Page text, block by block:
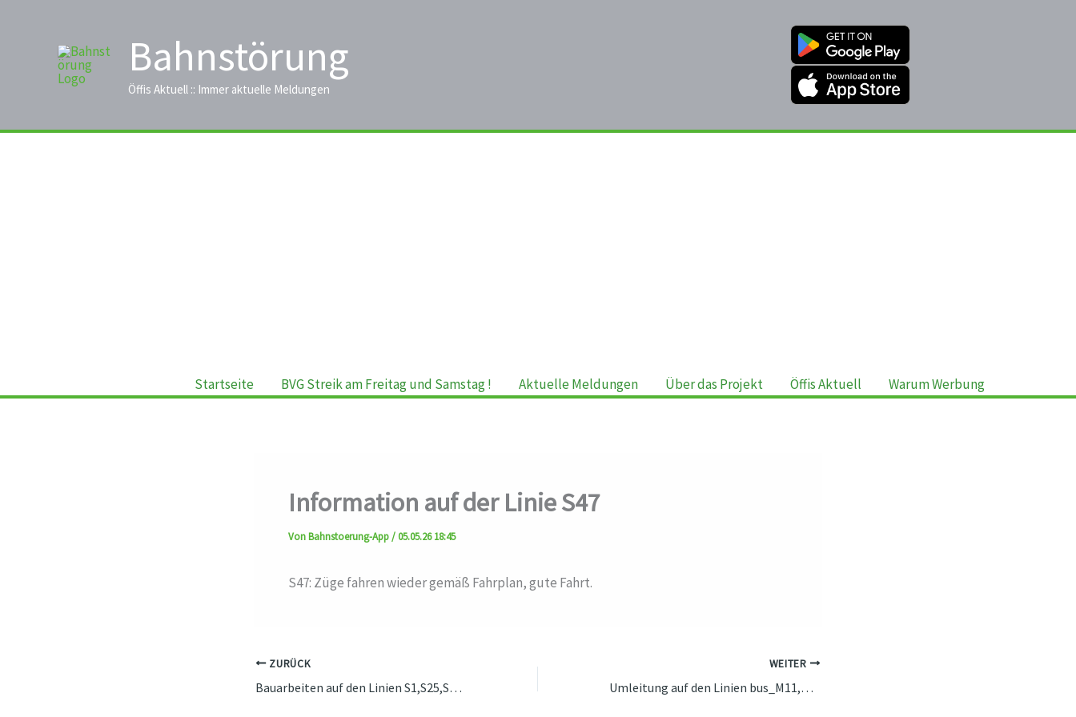
Bahnstörung
Öffis Aktuell :: Immer aktuelle Meldungen
Startseite BVG Streik am Freitag und Samstag ! Aktuelle Meldungen Über das Projekt Öffis Aktuell Warum Werbung
Information auf der Linie S47
VonBahnstoerung-App/ 05.05.26 18:45
S47: Züge fahren wieder gemäß Fahrplan, gute Fahrt.
ZURÜCK
Bauarbeiten auf den Linien S1,S25,S3,S46,S5,S7,S8,S85,S9
WEITER
Umleitung auf den Linien bus_M11,BVG